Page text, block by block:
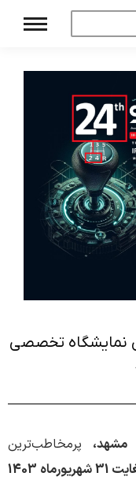
نمایشگاه تخصصی
مشهد، پرمخاطب‌ترین